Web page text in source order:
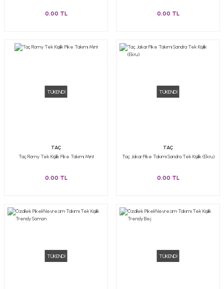
0,00 TL 0,00 TL
TÜKENDİ
TAÇ
Taç Romy Tek Kişilik Pike Takımı Mint
0,00 TL
TÜKENDİ
TAÇ
Taç Jakar Pike Takımı Sandra Tek Kişilik (Ekru)
0,00 TL
TÜKENDİ TÜKENDİ